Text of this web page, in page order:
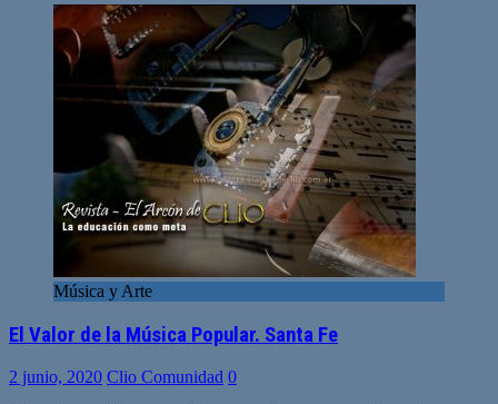
Música y Arte
El Valor de la Música Popular. Santa Fe
2 junio, 2020 Clio Comunidad 0